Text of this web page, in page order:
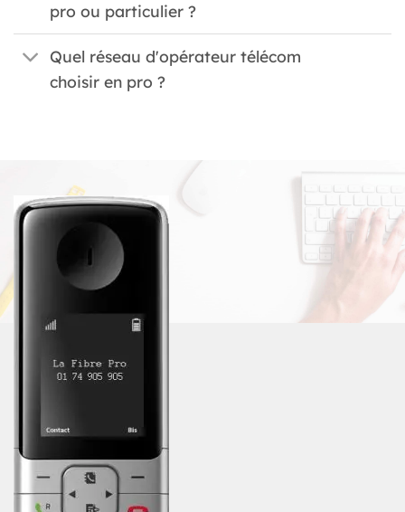
pro ou particulier ?
Quel réseau d'opérateur télécom
choisir en pro ?